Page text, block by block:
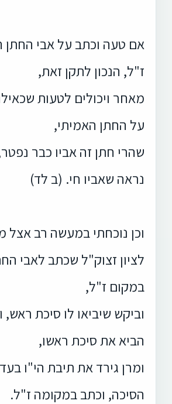
אם טעה וכתב על אבי החתן
ז"ל, הנכון לתקן זאת,
מאחר ויכולים לטעות
על החתן האמיתי,
שהרי חתן זה אביו כבר
נראה שאביו חי. (ב לד)
וכן נוכחתי במעשה רב אצל
לציון זצוק"ל שכתב לאבי
במקום ז"ל,
וביקש שיביאו לו סיכת ראש,
הביא את סיכת ראשו,
ומרן גירד את תיבת הי"ו
הסיכה, וכתב במקומה ז"ל.